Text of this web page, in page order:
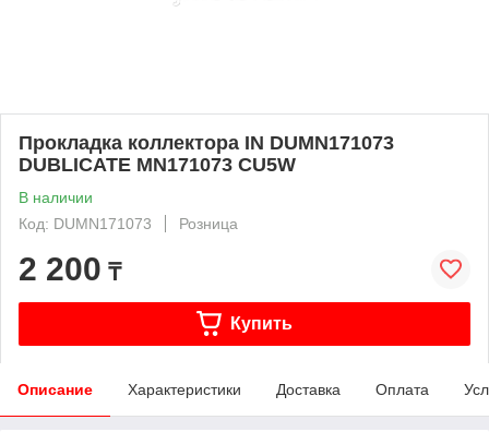
Прокладка коллектора IN DUMN171073
DUBLICATE MN171073 CU5W
В наличии
Код: DUMN171073
Розница
2 200 ₸
Купить
Описание Характеристики Доставка Оплата